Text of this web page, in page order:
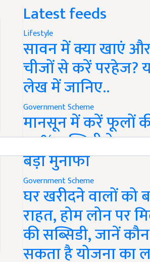
Latest feeds
Lifestyle
सावन में क्या खाएं
चीजों से करें परहेज?
लेख में जानिए..
Government Scheme
मानसून में करें फूलों
50% सब्सिडी के
बड़ा मुनाफा
Government Scheme
घर खरीदने वालों को
राहत, होम लोन पर
की सब्सिडी, जानें
सकता है योजना का